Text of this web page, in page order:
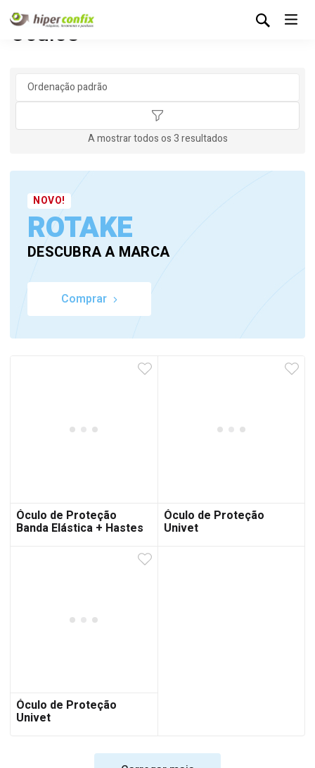
Óculos
A mostrar todos os 3 resultados
NOVO!
ROTAKE
DESCUBRA A MARCA
Comprar
Óculo de Proteção
Banda Elástica + Hastes
Óculo de Proteção
Univet
Óculo de Proteção
Univet